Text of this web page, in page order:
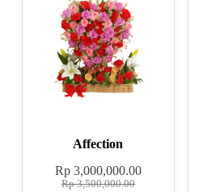
Affection
Rp3,500,000.00
Rp3,000,000.00